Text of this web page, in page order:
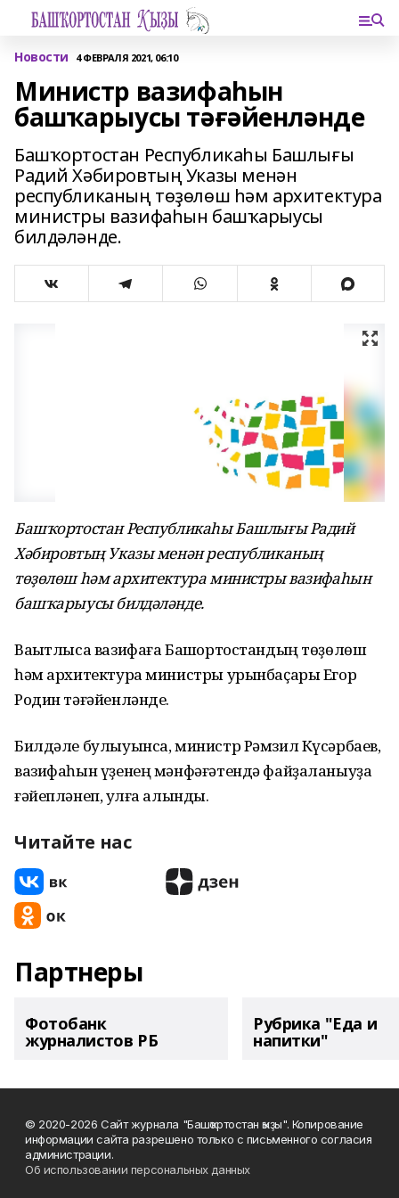
Новости 4 ФЕВРАЛЯ 2021, 06:10
Министр вазифаһын
башҡарыусы тәғәйенләнде
Башҡортостан Республикаһы Башлығы
Радий Хәбировтың Указы менән
республиканың төҙөлөш һәм архитектура
министры вазифаһын башҡарыусы
билдәләнде.
Башҡортостан Республикаһы Башлығы Радий
Хәбировтың Указы менән республиканың
төҙөлөш һәм архитектура министры вазифаһын
башҡарыусы билдәләнде.
Ваҡытлыса вазифаға Башҡортостандың төҙөлөш
һәм архитектура министры урынбаҫары Егор
Родин тәғәйенләнде.
Билдәле булыуынса, министр Рәмзил Күсәрбаев,
вазифаһын үҙенең мәнфәғәтендә файҙаланыуҙа
ғәйепләнеп, ҡулға алынды.
Читайте нас
Партнеры
Фотобанк
журналистов РБ
Рубрика "Еда и
напитки"
© 2020-2026 Сайт журнала "Башҡортостан ҡыҙы". Копирование
информации сайта разрешено только с письменного согласия
администрации.
Об использовании персональных данных